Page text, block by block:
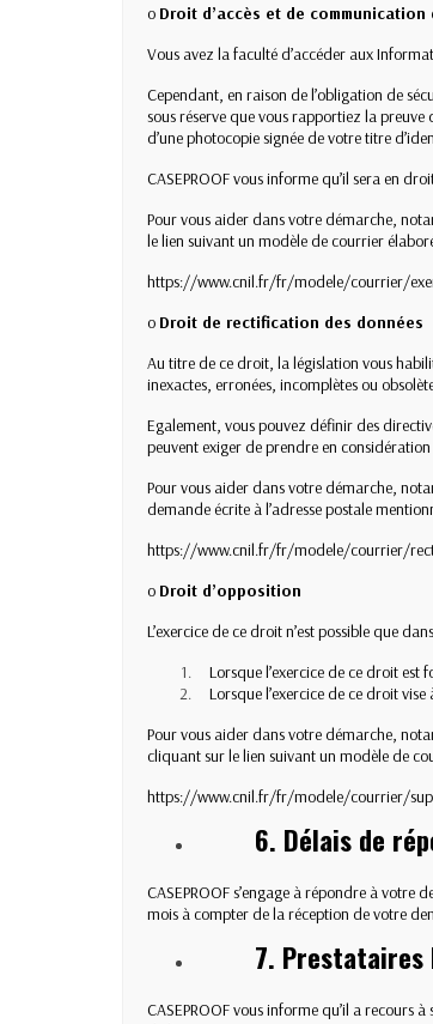
o Droit d’accès et de communication
Vous avez la faculté d’accéder aux
Cependant, en raison de l’obligation de
sous réserve que vous rapportiez la
d’une photocopie signée de votre titre
CASEPROOF vous informe qu’il sera en
Pour vous aider dans votre démarche,
le lien suivantun modèle de courrier
https://www.cnil.fr/fr/modele/courrier/
o Droit de rectification des données
Au titre de ce droit, la législation vous
inexactes, erronées, incomplètes ou
Egalement, vous pouvez définir des
peuvent exiger de prendre en
Pour vous aider dans votre démarche,
demande écrite à l’adresse postale
https://www.cnil.fr/fr/modele/courrier/
o Droit d’opposition
L’exercice de ce droit n’est possible que
Lorsque l’exercice de ce droit est
Lorsque l’exercice de ce droit
Pour vous aider dans votre démarche,
cliquant sur le lien suivantun modèle de
https://www.cnil.fr/fr/modele/courrier/
6. Délais de
CASEPROOF s’engage à répondre à
mois à compter de la réception de votre
7. Prestataires
CASEPROOF vous informe qu’il a recours